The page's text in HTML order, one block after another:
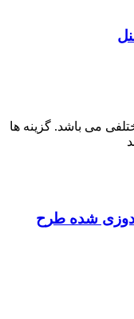
می باشد. گزینه ها
گلدوزی شده طرح